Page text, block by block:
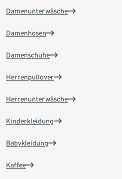
Damenunterwäsche
Damenhosen
Damenschuhe
Herrenpullover
Herrenunterwäsche
Kinderkleidung
Babykleidung
Kaffee